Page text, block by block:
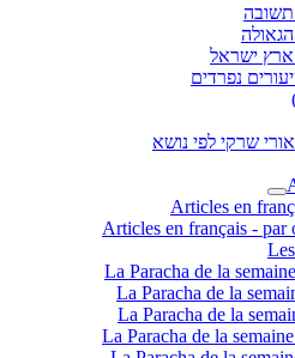
ישראל
נפרדים
שרקי לפי נושא
Articles en
La Paracha de la
La Paracha de la
La Paracha de la
La Paracha de la